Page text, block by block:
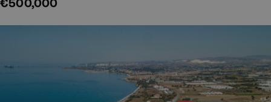
€500,000